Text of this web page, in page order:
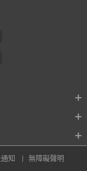
知 無障礙聲明